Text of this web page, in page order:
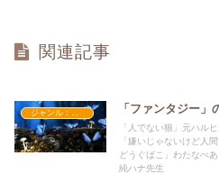
関連記事
「ファンタジー
「人でない狼」元ハル
「嫌いじゃないけど人
どうぐばこ」わたなべ
純ハナ先生